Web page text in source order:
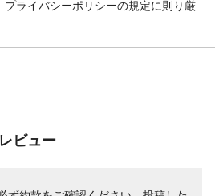
ライバシーポリシーの規定に則り厳
ビュー